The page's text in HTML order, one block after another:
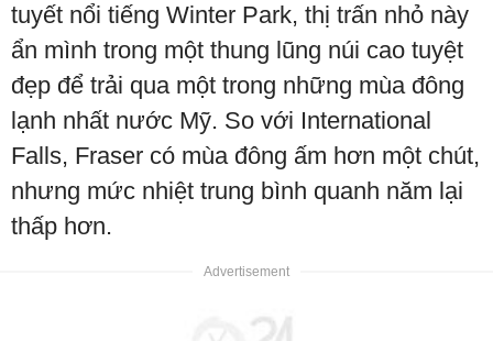
tuyết nổi tiếng Winter Park, thị trấn nhỏ này
ẩn mình trong một thung lũng núi cao tuyệt
đẹp để trải qua một trong những mùa đông
lạnh nhất nước Mỹ. So với International
Falls, Fraser có mùa đông ấm hơn một chút,
nhưng mức nhiệt trung bình quanh năm lại
thấp hơn.